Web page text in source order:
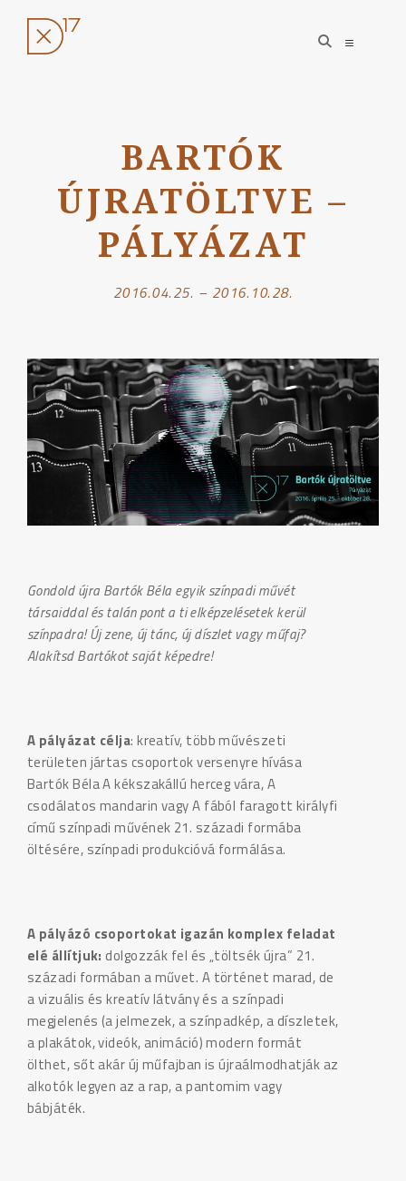
open
search
open
BARTÓK
ÚJRATÖLTVE –
PÁLYÁZAT
2016.04.25. – 2016.10.28.
Gondold újra Bartók Béla egyik színpadi művét
társaiddal és talán pont a ti elképzelésetek kerül
színpadra! Új zene, új tánc, új díszlet vagy műfaj?
Alakítsd Bartókot saját képedre!
A pályázat célja: kreatív, több művészeti
területen jártas csoportok versenyre hívása
Bartók Béla A kékszakállú herceg vára, A
csodálatos mandarin vagy A fából faragott királyfi
című színpadi művének 21. századi formába
öltésére, színpadi produkcióvá formálása.
A pályázó csoportokat igazán komplex feladat
elé állítjuk: dolgozzák fel és „töltsék újra” 21.
századi formában a művet. A történet marad, de
a vizuális és kreatív látvány és a színpadi
megjelenés (a jelmezek, a színpadkép, a díszletek,
a plakátok, videók, animáció) modern formát
ölthet, sőt akár új műfajban is újraálmodhatják az
alkotók legyen az a rap, a pantomim vagy
bábjáték.